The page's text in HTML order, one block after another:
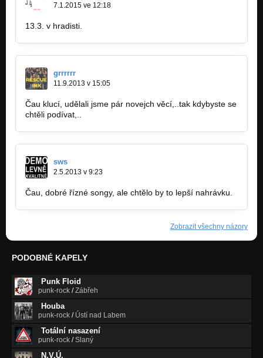
7.1.2015 ve 12:18
13.3. v hradisti.
grrrrrr
11.9.2013 v 15:05
Čau klucí, udělali jsme pár novejch věcí,..tak kdybyste se
chtěli podívat,..
sws
2.5.2013 v 9:23
Čau, dobré řízné songy, ale chtělo by to lepší nahrávku.
Zobrazit všechny názory
PODOBNÉ KAPELY
Punk Floid
punk-rock /Zábřeh
Houba
punk-rock / Ústí nad Labem
Totální nasazení
punk-rock /Slaný
N.V.Ú.